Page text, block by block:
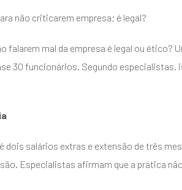
não criticarem empresa; é legal?
falarem mal da empresa é legal ou
30 funcionários. Segundo especialistas,
salários extras e extensão de três
Especialistas afirmam que a prática